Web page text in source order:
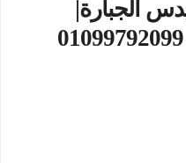
الجبارة|